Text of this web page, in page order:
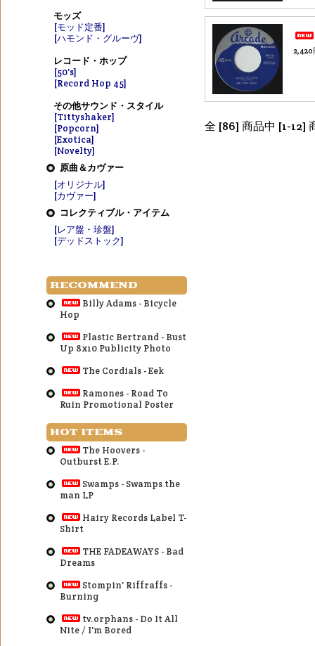
2,420
全 [86] 商品中 [1-12]
モッズ
[モッド定番]
[ハモンド・グルーヴ]
レコード・ホップ
[50's]
[Record Hop 45]
その他サウンド・スタイル
[Tittyshaker]
[Popcorn]
[Exotica]
[Novelty]
原曲＆カヴァー
[オリジナル]
[カヴァー]
コレクティブル・アイテム
[レア盤・珍盤]
[デッドストック]
RECOMMEND
Billy Adams - Bicycle
Hop
Plastic Bertrand - Bust
Up 8x10 Publicity Photo
The Cordials - Eek
Ramones - Road To
Ruin Promotional Poster
HOT ITEMS
The Hoovers -
Outburst E.P.
Swamps - Swamps the
man LP
Hairy Records Label T-
Shirt
THE FADEAWAYS - Bad
Dreams
Stompin' Riffraffs -
Burning
tv.orphans - Do It All
Nite / I'm Bored